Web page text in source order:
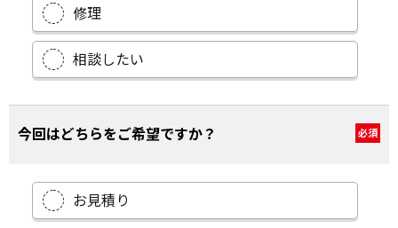
修理
相談したい
今回はどちらをご希望ですか？ 必須
お見積り